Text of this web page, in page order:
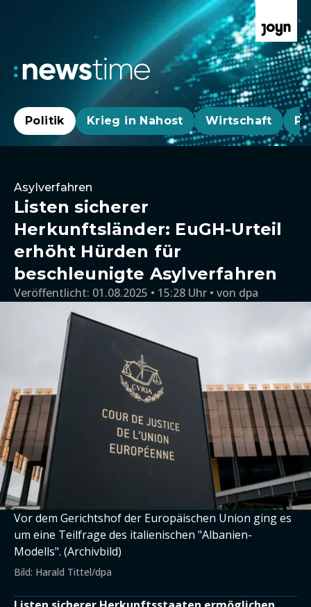
Politik Krieg in Nahost Wirtschaft
Asylverfahren
Listen sicherer
Herkunftsländer: EuGH-Urteil
erhöht Hürden für
beschleunigte Asylverfahren
Veröffentlicht: 01.08.2025 • 15:28 Uhr von dpa
Vor dem Gerichtshof der Europäischen Union ging es
um eine Teilfrage des italienischen "Albanien-
Modells". (Archivbild)
Bild: Harald Tittel/dpa